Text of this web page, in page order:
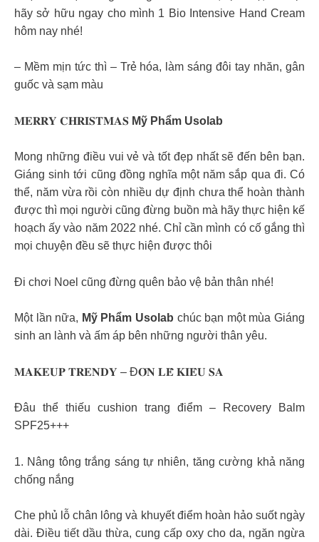
hãy sở hữu ngay cho mình 1 Bio Intensive Hand Cream
hôm nay nhé!
– Mềm mịn tức thì – Trẻ hóa, làm sáng đôi tay nhăn, gân
guốc và sạm màu
𝐌𝐄𝐑𝐑𝐘 𝐂𝐇𝐑𝐈𝐒𝐓𝐌𝐀𝐒 Mỹ Phẩm Usolab
Mong những điều vui vẻ và tốt đẹp nhất sẽ đến bên bạn.
Giáng sinh tới cũng đồng nghĩa một năm sắp qua đi. Có
thể, năm vừa rồi còn nhiều dự định chưa thể hoàn thành
được thì mọi người cũng đừng buồn mà hãy thực hiện kế
hoạch ấy vào năm 2022 nhé. Chỉ cần mình có cố gắng thì
mọi chuyện đều sẽ thực hiện được thôi
Đi chơi Noel cũng đừng quên bảo vệ bản thân nhé!
Một lần nữa, Mỹ Phẩm Usolab chúc bạn một mùa Giáng
sinh an lành và ấm áp bên những người thân yêu.
𝐌𝐀𝐊𝐄𝐔𝐏 𝐓𝐑𝐄𝐍𝐃𝐘 – Đ𝐎́𝐍 𝐋𝐄̂̃ 𝐊𝐈𝐄̂𝐔 𝐒𝐀
Đâu thể thiếu cushion trang điểm – Recovery Balm
SPF25+++
1. Nâng tông trắng sáng tự nhiên, tăng cường khả năng
chống nắng
Che phủ lỗ chân lông và khuyết điểm hoàn hảo suốt ngày
dài. Điều tiết dầu thừa, cung cấp oxy cho da, ngăn ngừa